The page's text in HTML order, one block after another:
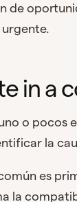
de
in a
o pocos
la
es
la